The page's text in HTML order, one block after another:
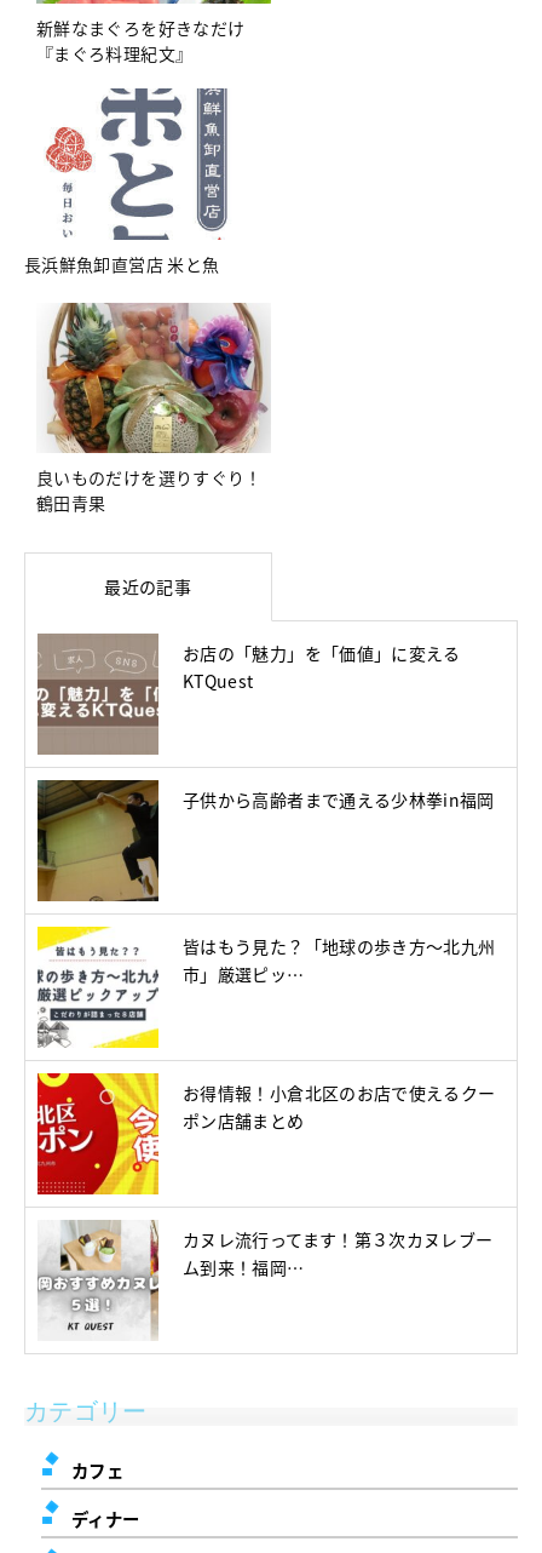
新鮮なまぐろを好きなだけ
『まぐろ料理紀文』
長浜鮮魚卸直営店 米と魚
良いものだけを選りすぐり！
鶴田青果
最近の記事
お店の「魅力」を「価値」に変える
KTQuest
子供から高齢者まで通える少林拳in福岡
皆はもう見た？「地球の歩き方～北九州
市」厳選ピッ…
お得情報！小倉北区のお店で使えるクー
ポン店舗まとめ
カヌレ流行ってます！第３次カヌレブー
ム到来！福岡…
カテゴリー
カフェ
ディナー